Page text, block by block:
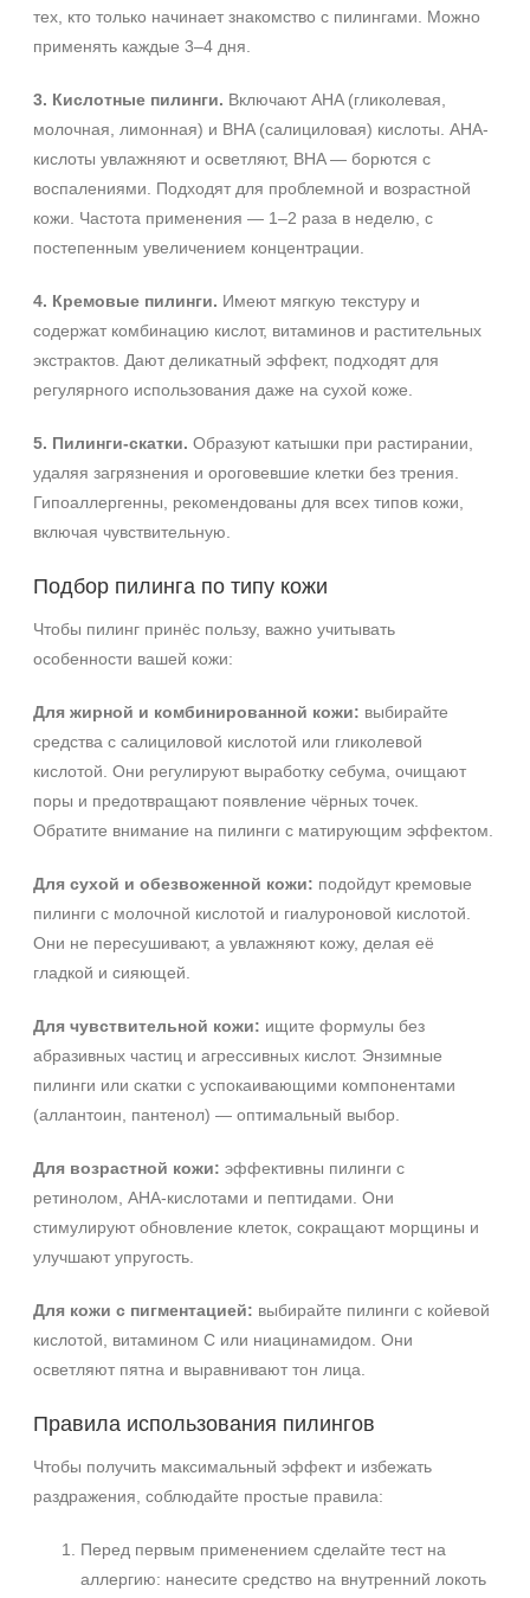
тех, кто только начинает знакомство с пилингами. Можно
применять каждые 3–4 дня.
3. Кислотные пилинги. Включают AHA (гликолевая,
молочная, лимонная) и BHA (салициловая) кислоты. AHA-
кислоты увлажняют и осветляют, BHA — борются с
воспалениями. Подходят для проблемной и возрастной
кожи. Частота применения — 1–2 раза в неделю, с
постепенным увеличением концентрации.
4. Кремовые пилинги. Имеют мягкую текстуру и
содержат комбинацию кислот, витаминов и растительных
экстрактов. Дают деликатный эффект, подходят для
регулярного использования даже на сухой коже.
5. Пилинги-скатки. Образуют катышки при растирании,
удаляя загрязнения и ороговевшие клетки без трения.
Гипоаллергенны, рекомендованы для всех типов кожи,
включая чувствительную.
Подбор пилинга по типу кожи
Чтобы пилинг принёс пользу, важно учитывать
особенности вашей кожи:
Для жирной и комбинированной кожи: выбирайте
средства с салициловой кислотой или гликолевой
кислотой. Они регулируют выработку себума, очищают
поры и предотвращают появление чёрных точек.
Обратите внимание на пилинги с матирующим эффектом.
Для сухой и обезвоженной кожи: подойдут кремовые
пилинги с молочной кислотой и гиалуроновой кислотой.
Они не пересушивают, а увлажняют кожу, делая её
гладкой и сияющей.
Для чувствительной кожи: ищите формулы без
абразивных частиц и агрессивных кислот. Энзимные
пилинги или скатки с успокаивающими компонентами
(аллантоин, пантенол) — оптимальный выбор.
Для возрастной кожи: эффективны пилинги с
ретинолом, AHA-кислотами и пептидами. Они
стимулируют обновление клеток, сокращают морщины и
улучшают упругость.
Для кожи с пигментацией: выбирайте пилинги с койевой
кислотой, витамином C или ниацинамидом. Они
осветляют пятна и выравнивают тон лица.
Правила использования пилингов
Чтобы получить максимальный эффект и избежать
раздражения, соблюдайте простые правила:
Перед первым применением сделайте тест на
аллергию: нанесите средство на внутренний локоть